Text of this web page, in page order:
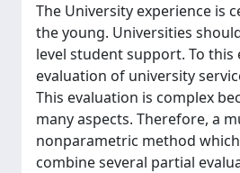
The University experience is
the young. Universities
level student support. To this
evaluation of university
This evaluation is complex
many aspects. Therefore, a
nonparametric method
combine several partial